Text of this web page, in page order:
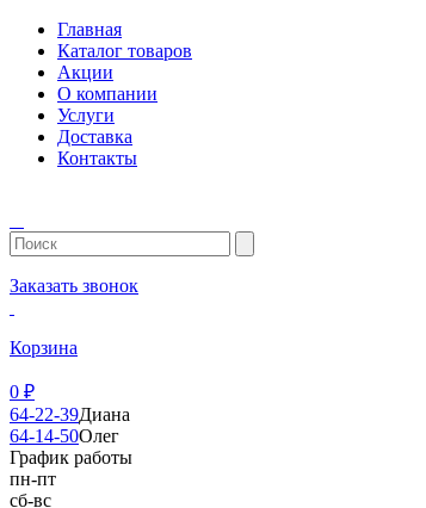
Главная
Каталог товаров
Акции
О компании
Услуги
Доставка
Контакты
Заказать звонок
Корзина
0 ₽
64-22-39Диана
64-14-50Олег
График работы
пн-пт
сб-вс